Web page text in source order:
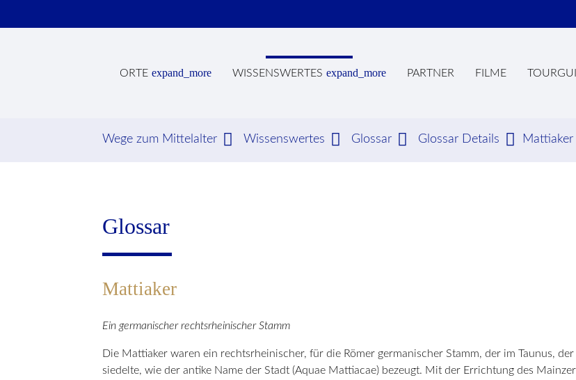
ORTE expand_more WISSENSWERTES expand_more PARTNER FILME
Wege zum Mittelalter Wissenswertes Glossar Glossar Details Mattiaker
Glossar
Mattiaker
Ein germanischer rechtsrheinischer Stamm
Die Mattiaker waren ein rechtsrheinischer, für die Römer germanischer Stamm, der im Taunus,
siedelte, wie der antike Name der Stadt (Aquae Mattiacae) bezeugt. Mit der Errichtung des